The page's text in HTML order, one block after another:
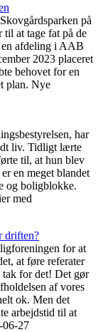
på
at tage fat på de
en afdeling i AAB
2023 placeret
behovet for en
plan. Nye
har
liv. Tidligt lærte
til, at hun blev
en meget blandet
og boligblokke.
med
driften?
for at
at føre referater
tak for det! Det gør
af vores
ok. Men det
arbejdstid til at
06-27